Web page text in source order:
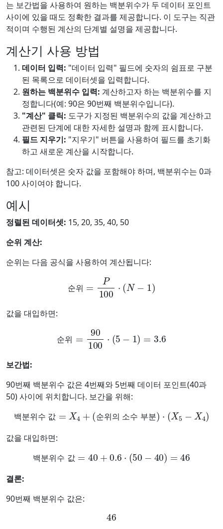
는 보간법을 사용하여 원하는 백분위수가 두 데이터 포인트
사이에 있을 때도 정확한 결과를 제공합니다. 이 도구는 직관
적이며 수행된 계산의 단계별 설명을 제공합니다.
계산기 사용 방법
데이터 입력: "데이터 입력" 필드에 숫자의 쉼표로 구분
된 목록으로 데이터셋을 입력합니다.
원하는 백분위수 입력: 계산하고자 하는 백분위수를 지
정합니다(예: 90은 90번째 백분위수입니다).
"계산" 클릭: 도구가 지정된 백분위수의 값을 계산하고
관련된 단계에 대한 자세한 설명과 함께 표시합니다.
필드 지우기: "지우기" 버튼을 사용하여 필드를 초기화
하고 새로운 계산을 시작합니다.
참고: 데이터셋은 숫자 값을 포함해야 하며, 백분위수는 0과
100 사이여야 합니다.
예시
정렬된 데이터셋: 15, 20, 35, 40, 50
순위 계산:
순위는 다음 공식을 사용하여 계산됩니다:
순
P100
값을 대입하면:
순
90100
보간법:
90번째 백분위수 값은 4번째와 5번째 데이터 포인트(40과
50) 사이에 위치합니다. 보간을 위해:
백 분 값 순 의 소 분
백분위수 값 =X + 순위의 소수 부분 ⋅(X5 4)
값을 대입하면:
백 분 값
백분위수 값=40 +0.6 ⋅(50 40)=
결론:
90번째 백분위수 값은:
46